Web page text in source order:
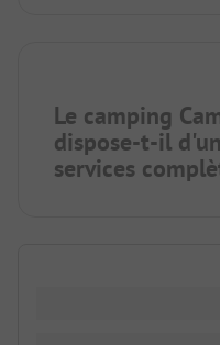
Le camping
dispose-t-il
services